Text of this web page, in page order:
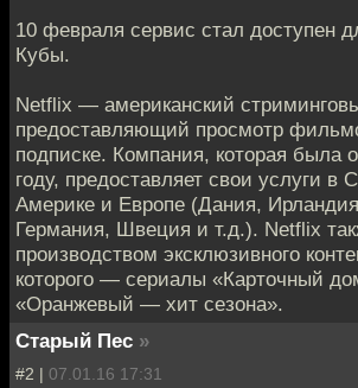
10 февраля сервис стал доступен
Кубы.
Netflix — американский
предоставляющий просмотр
подписке. Компания, которая была
году, предоставляет свои услуги в
Америке и Европе (Дания,
Германия, Швеция и т.д.). Netflix
производством эксклюзивного
которого — сериалы «Карточный
«Оранжевый — хит сезона».
Старый Пес »
#2 | 07.01.16 17:31